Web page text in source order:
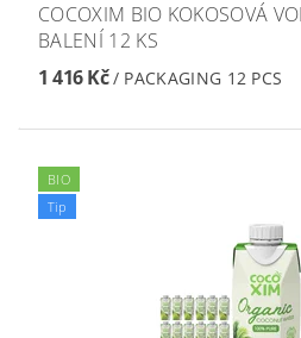
COCOXIM BIO KOKOSOVÁ
BALENÍ 12 KS
1 416 Kč/ PACKAGING 12 PCS
BIO
Tip